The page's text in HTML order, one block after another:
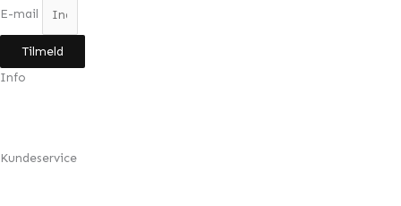
E-mail
Tilmeld
Info
Kundeservice